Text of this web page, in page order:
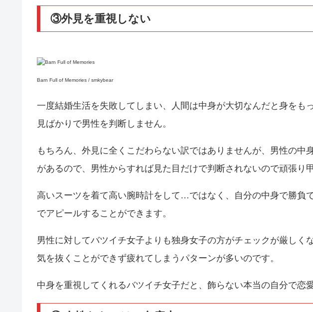
③外見を重視しない
Barn Full of Memories / smkybear
一度結婚生活を失敗してしまい、人間は中身が大切なんだと身をも
見ばかりで男性を判断しません。
もちろん、外見に全くこだわらない訳ではありませんが、男性の中
があるので、男性からすれば見た目だけで判断されないので頑張り
高いスーツを着て高い腕時計をして…ではなく、自分の中身で勝負
でアピールすることができます。
男性に対してバツイチ女子よりも独身女子の方がチェックが厳しく
気を抜くことができず疲れてしまうパターンが多いのです。
中身を重視してくれるバツイチ女子だと、飾らない本当の自分で恋